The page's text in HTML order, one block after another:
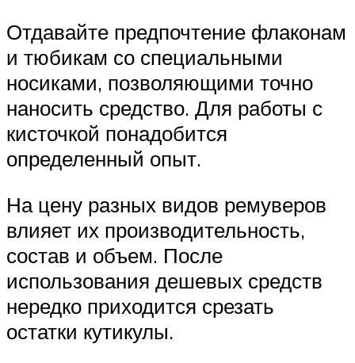
Отдавайте предпочтение флаконам
и тюбикам со специальными
носиками, позволяющими точно
наносить средство. Для работы с
кисточкой понадобится
определенный опыт.
На цену разных видов ремуверов
влияет их производительность,
состав и объем. После
использования дешевых средств
нередко приходится срезать
остатки кутикулы.